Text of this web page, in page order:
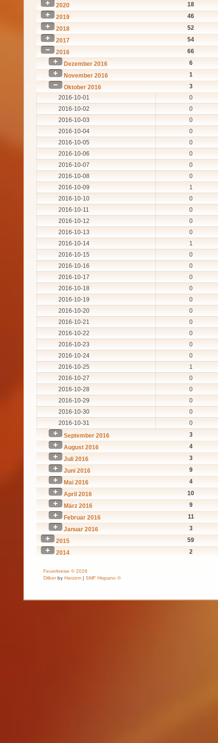
2020
18
2019
46
2018
52
2017
54
2016
66
Dezember 2016
6
November 2016
1
Oktober 2016
3
2016-10-01
0
2016-10-02
0
2016-10-03
0
2016-10-04
0
2016-10-05
0
2016-10-06
0
2016-10-07
0
2016-10-08
0
2016-10-09
1
2016-10-10
0
2016-10-11
0
2016-10-12
0
2016-10-13
0
2016-10-14
1
2016-10-15
0
2016-10-16
0
2016-10-17
0
2016-10-18
0
2016-10-19
0
2016-10-20
0
2016-10-21
0
2016-10-22
0
2016-10-23
0
2016-10-24
0
2016-10-25
1
2016-10-27
0
2016-10-28
0
2016-10-29
0
2016-10-30
0
2016-10-31
0
September 2016
3
August 2016
4
Juli 2016
3
Juni 2016
9
Mai 2016
4
April 2016
10
März 2016
9
Februar 2016
11
Januar 2016
3
2015
59
2014
2
Feuerkreise © 2026
Dilberby Harzem SMF Hispano ©